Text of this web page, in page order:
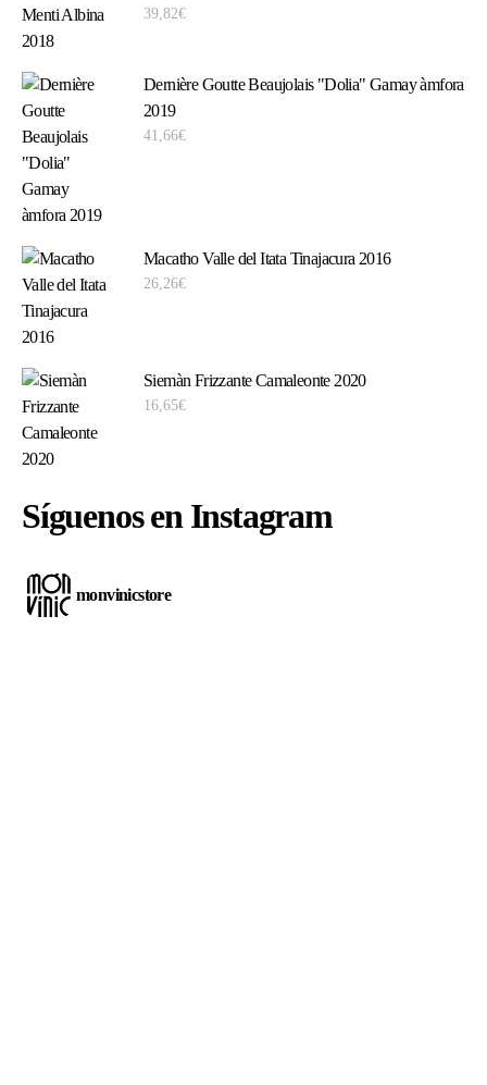
39,82€
Dernière Goutte Beaujolais "Dolia" Gamay àmfora
2019
41,66€
Macatho Valle del Itata Tinajacura 2016
26,26€
Siemàn Frizzante Camaleonte 2020
16,65€
Síguenos en Instagram
monvinicstore